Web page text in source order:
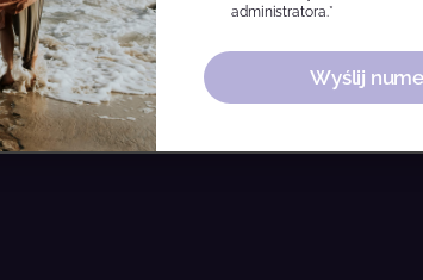
administratora.*
Wyślij